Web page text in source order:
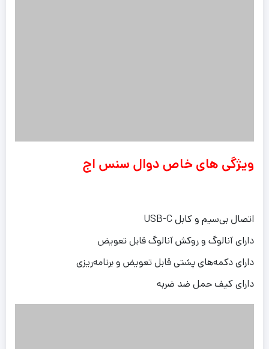
ویژگی های خاص دوال سنس اج
اتصال بی‌سیم و کابل USB-C
دارای آنالوگ و روکش آنالوگ قابل تعویض
دارای دکمه‌های پشتی قابل تعویض و برنامه‌ریزی
دارای کیف حمل ضد ضربه